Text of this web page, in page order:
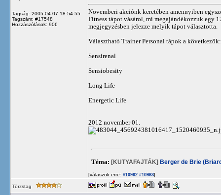
Tagság: 2005-04-07 18:54:55
Tagszám: #17548
Hozzászólások: 906
Novemberi akciónk keretében amennyiben
Fitness tápot vásárol, mi megajándékozzuk egy
megjegyzésben jelezze melyik tápot választotta.
Választható Trainer Personal tápok a következők:
Sensirenal
Sensiobesity
Long Life
Energetic Life
2012 november 01.
Téma: [KUTYAFAJTÁK] Berger de Brie
[válaszok erre: #10962 #10963]
Törzstag